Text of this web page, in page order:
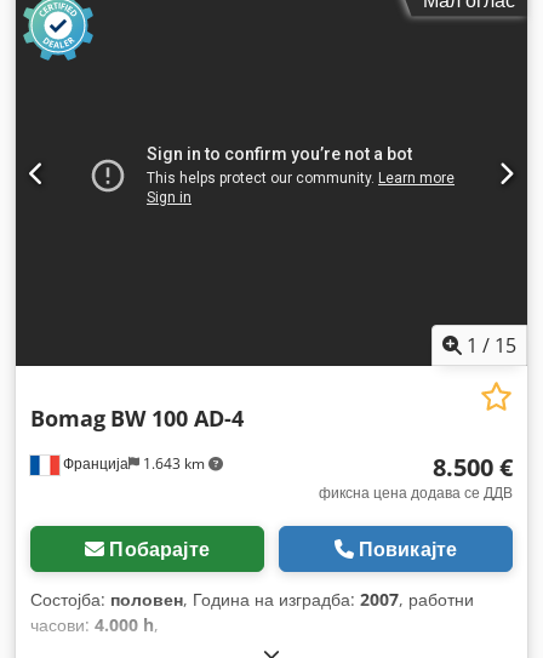
1 / 15
Франција 1.643 km
Bomag BW 100 AD-4
8.500 €
фиксна цена додава се ДДВ
Побарајте Повикајте
Состојба: половен, Година на изградба: 2007, работни
часови: 4.000 h,